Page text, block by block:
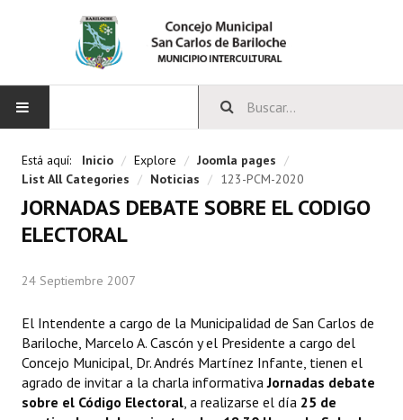
Bloques Políticos
Integrantes del Concejo
Comisiones Especiales
Concejales Mandato Cumplido
Está aquí: Inicio / Explore / Joomla pages /
List All Categories / Noticias / 123-PCM-2020
JORNADAS DEBATE SOBRE EL CODIGO
ELECTORAL
24 Septiembre 2007
El Intendente a cargo de la Municipalidad de San Carlos de
Bariloche, Marcelo A. Cascón y el Presidente a cargo del
Concejo Municipal, Dr. Andrés Martínez Infante, tienen el
agrado de invitar a la charla informativa Jornadas debate
sobre el Código Electoral, a realizarse el día 25 de